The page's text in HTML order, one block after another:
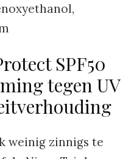
SPF50
tegen UV
weinig zinnigs te